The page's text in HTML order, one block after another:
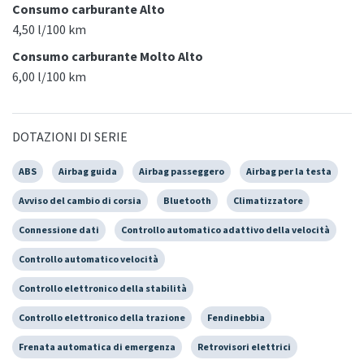
Consumo carburante Alto
4,50 l/100 km
Consumo carburante Molto Alto
6,00 l/100 km
DOTAZIONI DI SERIE
ABS Airbag guida Airbag passeggero Airbag per la testa
Avviso del cambio di corsia Bluetooth Climatizzatore
Connessione dati Controllo automatico adattivo della velocità
Controllo automatico velocità
Controllo elettronico della stabilità
Controllo elettronico della trazione Fendinebbia
Frenata automatica di emergenza Retrovisori elettrici